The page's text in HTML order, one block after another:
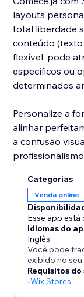
layouts
total liberdade
conteúdo (texto
flexível: pode
específicos ou
determinados
Personalize a
alinhar
a confusão
de compra
compradores.
Categorias
Venda online
Esse app
Idiomas do
Inglês
Você pode
exibido no
Requisitos do
-Wix Stores